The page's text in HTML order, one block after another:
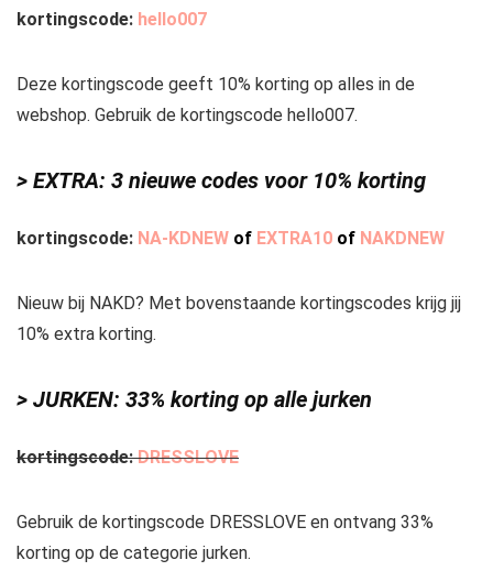
kortingscode: hello007
Deze kortingscode geeft 10% korting op alles in de
webshop. Gebruik de kortingscode hello007.
> EXTRA: 3 nieuwe codes voor 10% korting
kortingscode: NA-KDNEW of EXTRA10 of NAKDNEW
Nieuw bij NAKD? Met bovenstaande kortingscodes krijg jij
10% extra korting.
> JURKEN: 33% korting op alle jurken
kortingscode:DRESSLOVE
Gebruik de kortingscode DRESSLOVE en ontvang 33%
korting op de categorie jurken.